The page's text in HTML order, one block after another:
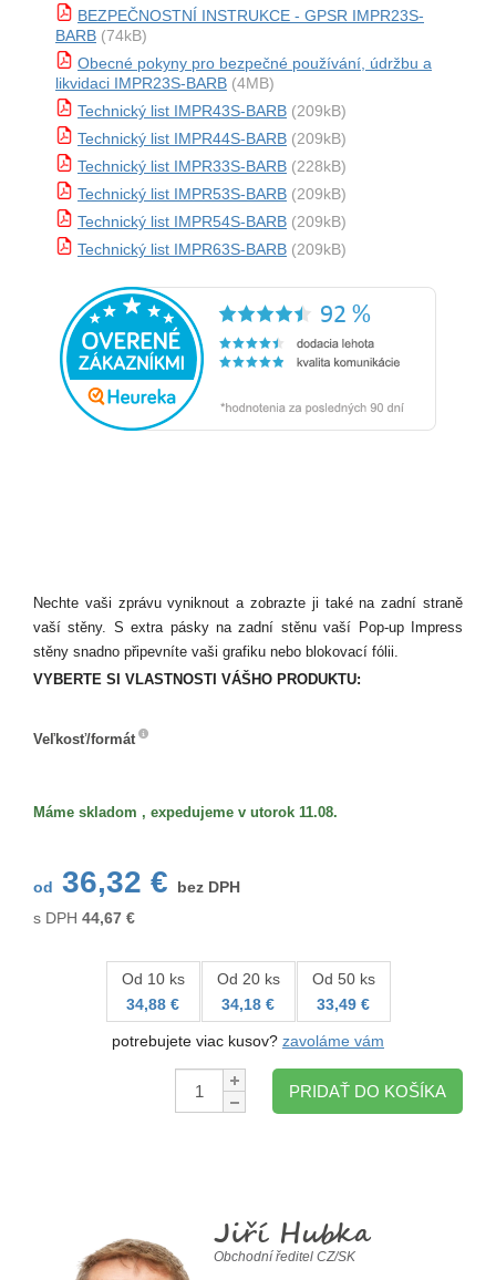
BEZPEČNOSTNÍ INSTRUKCE - GPSR IMPR23S-
BARB (74kB)
Obecné pokyny pro bezpečné používání, údržbu a
likvidaci IMPR23S-BARB (4MB)
Technický list IMPR43S-BARB (209kB)
Technický list IMPR44S-BARB (209kB)
Technický list IMPR33S-BARB (228kB)
Technický list IMPR53S-BARB (209kB)
Technický list IMPR54S-BARB (209kB)
Technický list IMPR63S-BARB (209kB)
Nechte vaši zprávu vyniknout a zobrazte ji také na zadní straně
vaší stěny. S extra pásky na zadní stěnu vaší Pop-up Impress
stěny snadno připevníte vaši grafiku nebo blokovací fólii.
VYBERTE SI VLASTNOSTI VÁŠHO PRODUKTU:
Veľkosť/formát
Máme skladom , expedujeme v utorok 11.08.
od 36,32 €
bez DPH
s DPH 44,67 €
Od 10 ks
34,88 €
Od 20 ks
34,18 €
Od 50 ks
33,49 €
potrebujete viac kusov? zavoláme vám
Množstvo:
PRIDAŤ DO KOŠÍKA
Jiří Hubka
Obchodní ředitel CZ/SK